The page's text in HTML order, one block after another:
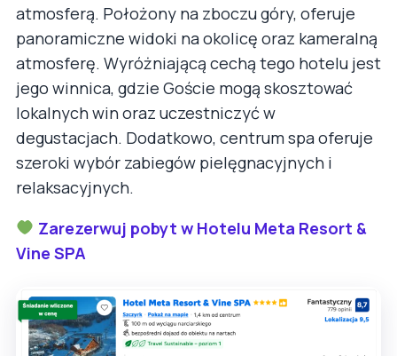
atmosferą. Położony na zboczu góry, oferuje
panoramiczne widoki na okolicę oraz kameralną
atmosferę. Wyróżniającą cechą tego hotelu jest
jego winnica, gdzie Goście mogą skosztować
lokalnych win oraz uczestniczyć w
degustacjach. Dodatkowo, centrum spa oferuje
szeroki wybór zabiegów pielęgnacyjnych i
relaksacyjnych.
Zarezerwuj pobyt w Hotelu Meta Resort &
Vine SPA